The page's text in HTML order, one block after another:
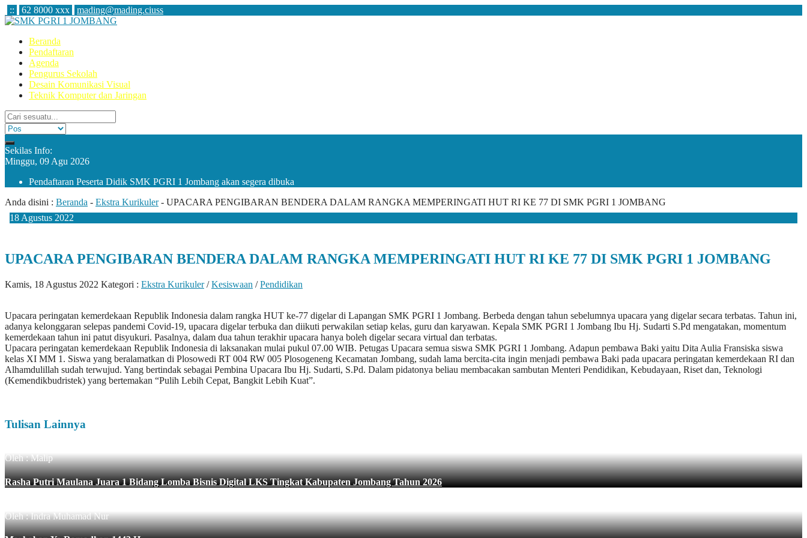
:: 62 8000 xxx mading@mading.ciuss
Beranda
Pendaftaran
Agenda
Pengurus Sekolah
Desain Komunikasi Visual
Teknik Komputer dan Jaringan
Sekilas Info:
Minggu, 09 Agu 2026
Pendaftaran Peserta Didik SMK PGRI 1 Jombang akan segera dibuka
Anda disini : Beranda - Ekstra Kurikuler- UPACARA PENGIBARAN BENDERA DALAM RANGKA MEMPERINGATI HUT RI KE 77 DI SMK PGRI 1 JOMBANG
18 Agustus 2022
UPACARA PENGIBARAN BENDERA DALAM RANGKA MEMPERINGATI HUT RI KE 77 DI SMK PGRI 1 JOMBANG
Kamis, 18 Agustus 2022 Kategori : Ekstra Kurikuler/Kesiswaan /Pendidikan
Upacara peringatan kemerdekaan Republik Indonesia dalam rangka HUT ke-77 digelar di Lapangan SMK PGRI 1 Jombang. Berbeda dengan tahun sebelumnya upacara yang digelar secara terbatas. Tahun ini,
adanya kelonggaran selepas pandemi Covid-19, upacara digelar terbuka dan diikuti perwakilan setiap kelas, guru dan karyawan. Kepala SMK PGRI 1 Jombang Ibu Hj. Sudarti S.Pd mengatakan, momentum
kemerdekaan tahun ini patut disyukuri. Pasalnya, dalam dua tahun terakhir upacara hanya boleh digelar secara virtual dan terbatas.
Upacara peringatan kemerdekaan Republik Indonesia di laksanakan mulai pukul 07.00 WIB. Petugas Upacara semua siswa SMK PGRI 1 Jombang. Adapun pembawa Baki yaitu Dita Aulia Fransiska siswa
kelas XI MM 1. Siswa yang beralamatkan di Plosowedi RT 004 RW 005 Plosogeneng Kecamatan Jombang, sudah lama bercita-cita ingin menjadi pembawa Baki pada upacara peringatan kemerdekaan RI dan
Alhamdulillah sudah terwujud. Yang bertindak sebagai Pembina Upacara Ibu Hj. Sudarti, S.Pd. Dalam pidatonya beliau membacakan sambutan Menteri Pendidikan, Kebudayaan, Riset dan, Teknologi
(Kemendikbudristek) yang bertemakan “Pulih Lebih Cepat, Bangkit Lebih Kuat”.
Tulisan Lainnya
Oleh : Malip
Rasha Putri Maulana Juara 1 Bidang Lomba Bisnis Digital LKS Tingkat Kabupaten Jombang Tahun 2026
Oleh : Indra Muhamad Nur